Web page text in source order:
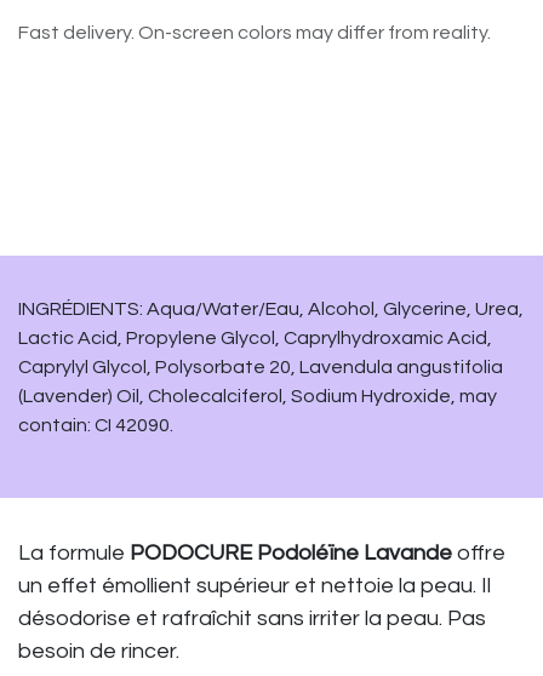
Fast delivery. On-screen colors may differ from reality.
INGRÉDIENTS: Aqua/Water/Eau, Alcohol, Glycerine, Urea,
Lactic Acid, Propylene Glycol, Caprylhydroxamic Acid,
Caprylyl Glycol, Polysorbate 20, Lavendula angustifolia
(Lavender) Oil, Cholecalciferol, Sodium Hydroxide, may
contain: CI 42090.
La formule PODOCURE Podoléïne Lavande offre
un effet émollient supérieur et nettoie la peau. Il
désodorise et rafraîchit sans irriter la peau. Pas
besoin de rincer.